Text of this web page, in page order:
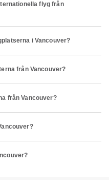
flyg från
i Vancouver?
från Vancouver?
från Vancouver?